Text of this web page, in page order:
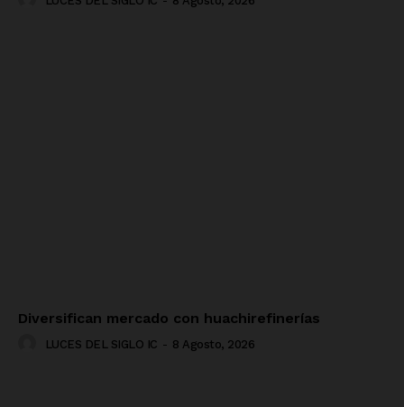
Diversifican mercado con huachirefinerías
LUCES DEL SIGLO IC - 8 Agosto, 2026